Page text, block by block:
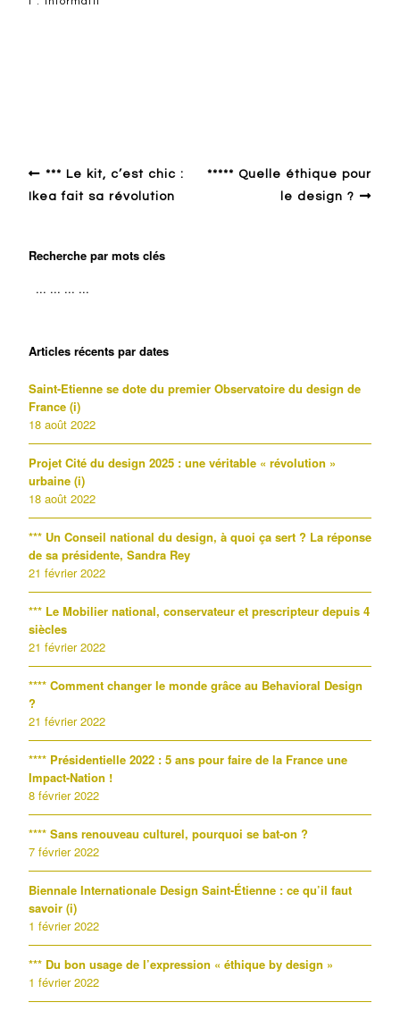
*** Le kit, c’est chic :
Ikea fait sa révolution
***** Quelle éthique pour
le design ?
Recherche par mots clés
Articles récents par dates
Saint-Etienne se dote du premier Observatoire du design de
France (i)
18 août 2022
Projet Cité du design 2025 : une véritable « révolution »
urbaine (i)
18 août 2022
*** Un Conseil national du design, à quoi ça sert ? La réponse
de sa présidente, Sandra Rey
21 février 2022
*** Le Mobilier national, conservateur et prescripteur depuis 4
siècles
21 février 2022
**** Comment changer le monde grâce au Behavioral Design
?
21 février 2022
**** Présidentielle 2022 : 5 ans pour faire de la France une
Impact-Nation !
8 février 2022
**** Sans renouveau culturel, pourquoi se bat-on ?
7 février 2022
Biennale Internationale Design Saint-Étienne : ce qu’il faut
savoir (i)
1 février 2022
*** Du bon usage de l’expression « éthique by design »
1 février 2022